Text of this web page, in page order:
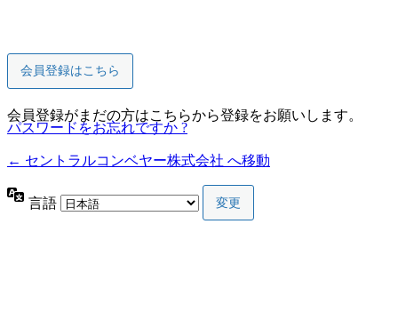
会員登録はこちら
会員登録がまだの方はこちらから登録をお願いします。
パスワードをお忘れですか ?
← セントラルコンベヤー株式会社 へ移動
言語